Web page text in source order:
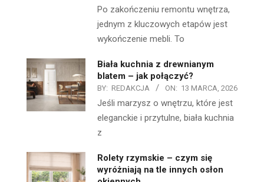
Po zakończeniu remontu wnętrza,
jednym z kluczowych etapów jest
wykończenie mebli. To
Biała kuchnia z drewnianym
blatem – jak połączyć?
BY: REDAKCJA ON: 13 MARCA, 2026
Jeśli marzysz o wnętrzu, które jest
eleganckie i przytulne, biała kuchnia
z
Rolety rzymskie – czym się
wyróżniają na tle innych osłon